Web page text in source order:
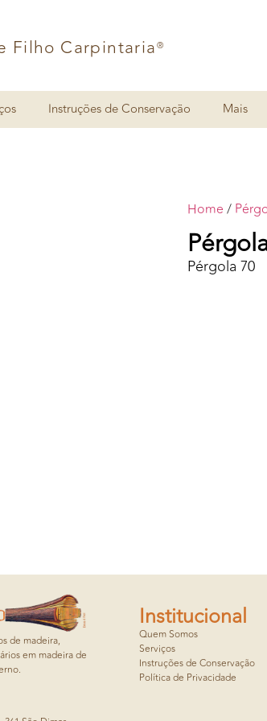
Filho Carpintaria®
Instruções de Conservação Mais
Home /
Pérgola 70
de madeira,
em madeira de
Institucional
Quem Somos
Serviços
Instruções de Conservação
Política de Privacidade